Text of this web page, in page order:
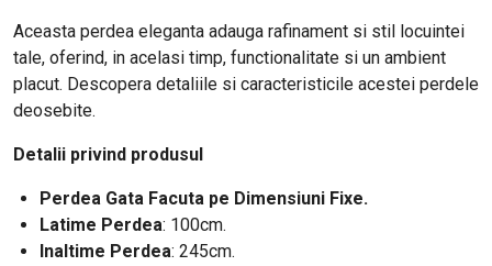
Aceasta perdea eleganta adauga rafinament si stil locuintei
tale, oferind, in acelasi timp, functionalitate si un ambient
placut. Descopera detaliile si caracteristicile acestei perdele
deosebite.
Detalii privind produsul
Perdea Gata Facuta pe Dimensiuni Fixe.
Latime Perdea: 100cm.
Inaltime Perdea: 245cm.